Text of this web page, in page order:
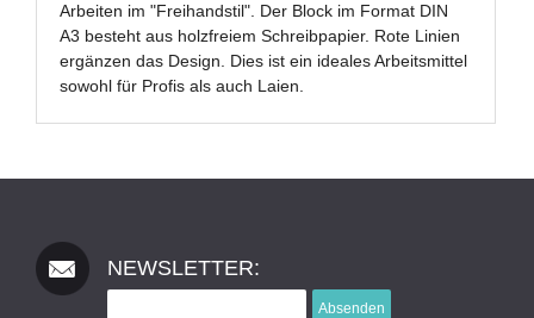
Arbeiten im "Freihandstil". Der Block im Format DIN
A3 besteht aus holzfreiem Schreibpapier. Rote Linien
ergänzen das Design. Dies ist ein ideales Arbeitsmittel
sowohl für Profis als auch Laien.
NEWSLETTER:
Absenden